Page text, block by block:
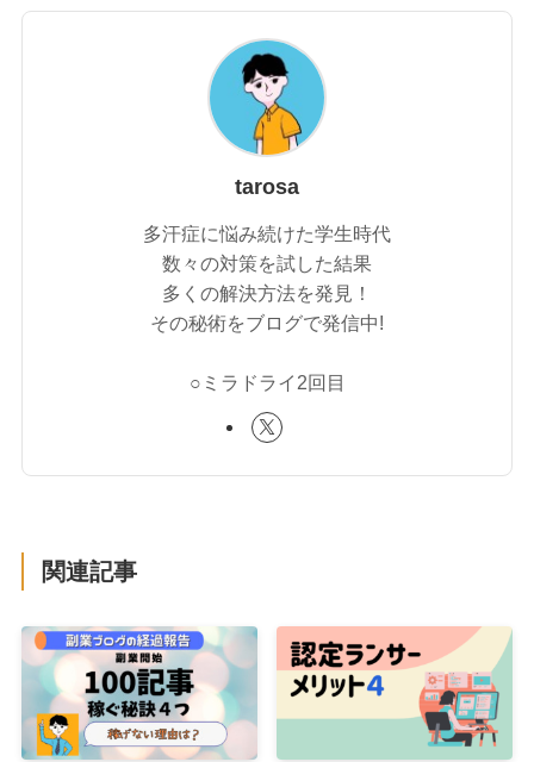
tarosa
多汗症に悩み続けた学生時代
数々の対策を試した結果
多くの解決方法を発見！
その秘術をブログで発信中!
○ミラドライ2回目
関連記事